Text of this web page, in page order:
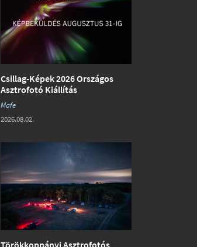
Csillag-Képek 2026 Országos
Asztrofotó Kiállítás
Mafe
2026.08.02.
Törökkoppányi Asztrofotós